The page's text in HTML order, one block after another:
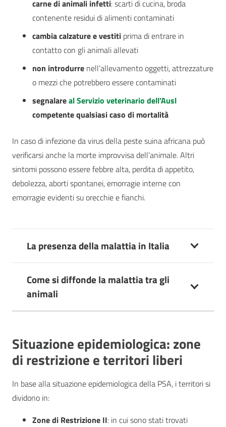
carne di animali infetti: scarti di cucina, broda
contenente residui di alimenti contaminati
cambia calzature e vestiti prima di entrare in
contatto con gli animali allevati
non introdurre nell’allevamento oggetti, attrezzature
o mezzi che potrebbero essere contaminati
segnalareal Servizio veterinario dell’Ausl
competente qualsiasi caso di mortalità
In caso di infezione da virus della peste suina africana può
verificarsi anche la morte improvvisa dell’animale. Altri
sintomi possono essere febbre alta, perdita di appetito,
debolezza, aborti spontanei, emorragie interne con
emorragie evidenti su orecchie e fianchi.
La presenza della malattia in Italia
Come si diffonde la malattia tra gli
animali
Situazione epidemiologica: zone
di restrizione e territori liberi
In base alla situazione epidemiologica della PSA, i territori si
dividono in:
Zone di Restrizione II: in cui sono stati trovati